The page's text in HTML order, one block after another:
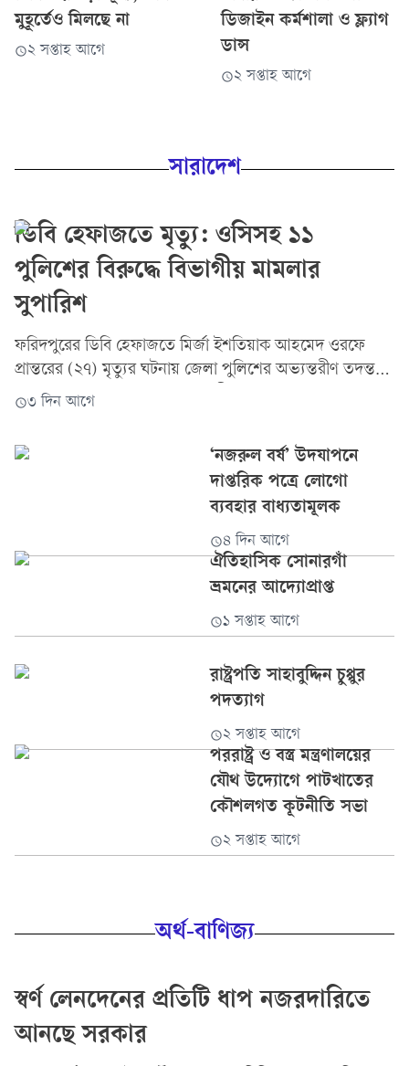
মুহূর্তেও মিলছে না
২ সপ্তাহ আগে
ডিজাইন কর্মশালা ও ফ্ল্যাগ
ডান্স
২ সপ্তাহ আগে
সারাদেশ
ডিবি হেফাজতে মৃত্যু: ওসিসহ ১১
পুলিশের বিরুদ্ধে বিভাগীয় মামলার
সুপারিশ
ফরিদপুরের ডিবি হেফাজতে মির্জা ইশতিয়াক আহমেদ ওরফে
প্রান্তরের (২৭) মৃত্যুর ঘটনায় জেলা পুলিশের অভ্যন্তরীণ তদন্ত
প্রতিবেদনের ভিত্তিতে ডিবির তৎকালীন ওসিসহ ১১ জনের বিরুদ্ধে
শাহরিয়ার মোহাম্মদ মিয়াজী বিষয়টি প্রথম আলোকে নিশ্চিত
করেছেন এবং...
৩ দিন আগে
‘নজরুল বর্ষ’ উদযাপনে
দাপ্তরিক পত্রে লোগো
ব্যবহার বাধ্যতামূলক
৪ দিন আগে
ঐতিহাসিক সোনারগাঁ
ভ্রমনের আদ্যোপ্রাপ্ত
১ সপ্তাহ আগে
রাষ্ট্রপতি সাহাবুদ্দিন চুপ্পুর
পদত্যাগ
২ সপ্তাহ আগে
পররাষ্ট্র ও বস্ত্র মন্ত্রণালয়ের
যৌথ উদ্যোগে পাটখাতের
কৌশলগত কূটনীতি সভা
২ সপ্তাহ আগে
অর্থ-বাণিজ্য
স্বর্ণ লেনদেনের প্রতিটি ধাপ নজরদারিতে
আনছে সরকার